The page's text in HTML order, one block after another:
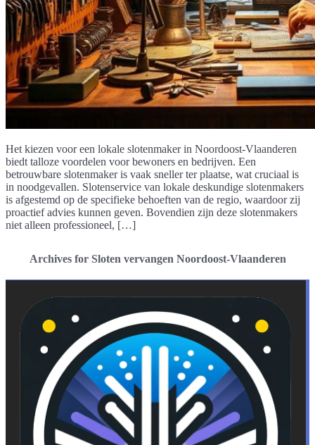
Het kiezen voor een lokale slotenmaker in Noordoost-Vlaanderen
biedt talloze voordelen voor bewoners en bedrijven. Een
betrouwbare slotenmaker is vaak sneller ter plaatse, wat cruciaal is
in noodgevallen. Slotenservice van lokale deskundige slotenmakers
is afgestemd op de specifieke behoeften van de regio, waardoor zij
proactief advies kunnen geven. Bovendien zijn deze slotenmakers
niet alleen professioneel, […]
Archives for Sloten vervangen Noordoost-Vlaanderen